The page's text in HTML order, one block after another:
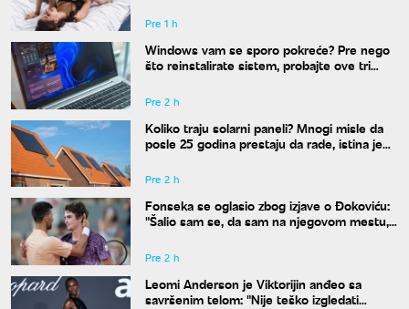
Pre 1 h
Windows vam se sporo pokreće? Pre nego
što reinstalirate sistem, probajte ove tri
Pre 2 h
Koliko traju solarni paneli? Mnogi misle da
posle 25 godina prestaju da rade, istina je
Pre 2 h
Fonseka se oglasio zbog izjave o Đokoviću:
"Šalio sam se, da sam na njegovom mestu,
Pre 2 h
Leomi Anderson je Viktorijin anđeo sa
savršenim telom: "Nije teško izgledati